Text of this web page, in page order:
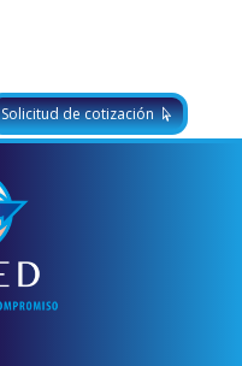
Solicitud de cotización